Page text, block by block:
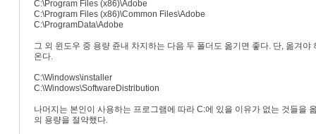
C:\Program Files (x86)\Adobe
C:\Program Files (x86)\Common Files\Adobe
C:\ProgramData\Adobe
그 외 윈도우 중 용량 쥰내 차지하는 다음 두 폴더도 옮기면 좋다. 단, 옮겨
온다.
C:\Windows\installer
C:\Windows\SoftwareDistribution
나머지는 본인이 사용하는 프로그램에 따라 C:에 있을 이유가 없는 것들을
의 용량을 절약했다.